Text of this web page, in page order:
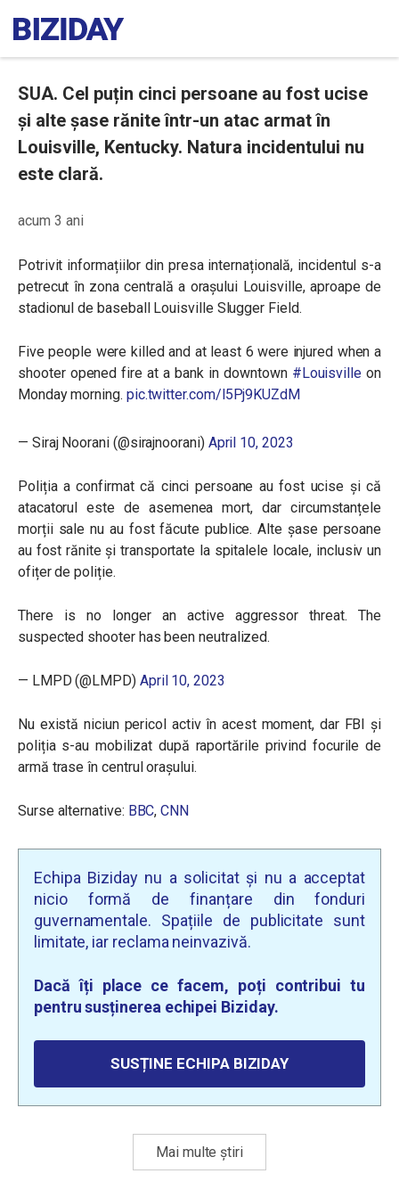
SUA. Cel puțin cinci persoane au fost ucise
și alte șase rănite într-un atac armat în
Louisville, Kentucky. Natura incidentului nu
este clară.
acum 3 ani
Potrivit informațiilor din presa internațională, incidentul s-a
petrecut în zona centrală a orașului Louisville, aproape de
stadionul de baseball Louisville Slugger Field.
Five people were killed and at least 6 were injured when a
shooter opened fire at a bank in downtown #Louisvilleon
Monday morning. pic.twitter.com/l5Pj9KUZdM
— Siraj Noorani (@sirajnoorani) April 10, 2023
Poliția a confirmat că cinci persoane au fost ucise și că
atacatorul este de asemenea mort, dar circumstanțele
morții sale nu au fost făcute publice. Alte șase persoane
au fost rănite și transportate la spitalele locale, inclusiv un
ofițer de poliție.
There is no longer an active aggressor threat. The
suspected shooter has been neutralized.
— LMPD (@LMPD) April 10, 2023
Nu există niciun pericol activ în acest moment, dar FBI și
poliția s-au mobilizat după raportările privind focurile de
armă trase în centrul orașului.
Surse alternative: BBC,CNN
Echipa Biziday nu a solicitat și nu a acceptat
nicio formă de finanțare din fonduri
guvernamentale. Spațiile de publicitate sunt
limitate, iar reclama neinvazivă.
Dacă îți place ce facem, poți contribui tu
pentru susținerea echipei Biziday.
SUSȚINE ECHIPA BIZIDAY
Mai multe știri